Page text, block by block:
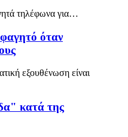
τηλέφωνα για…
φαγητό όταν
εξουθένωση είναι
κατά της